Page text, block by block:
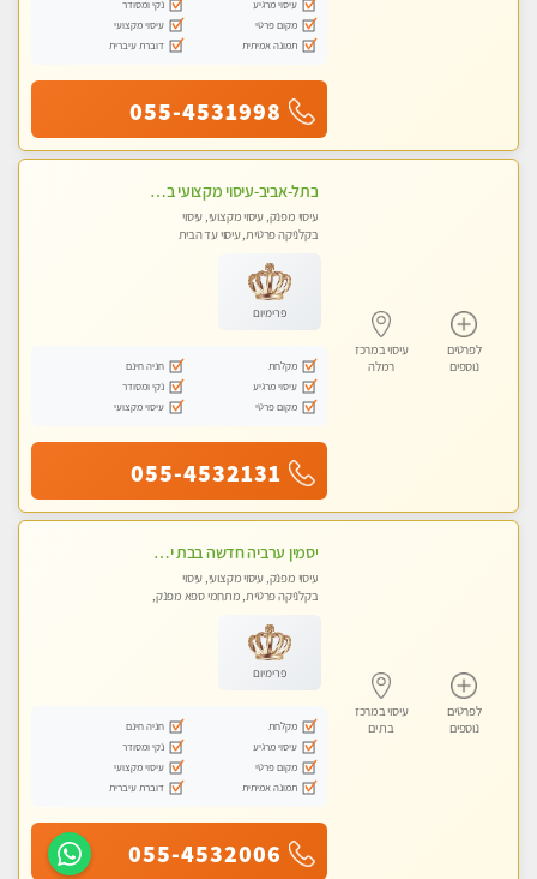
עיסוי מרגיע
נקי ומסודר
מקום פרטי
עיסוי מקצועי
תמונה אמיתית
דוברת עיברית
055-4531998
לפרטים
נוספים
עיסוי במרכז
רמלה
בתל-אביב-עיסוי מקצועי ברמה אחת מעל הכולל אבנים חמות רקמות עמוק בשילוב של כל סוגי העיסוי.
עיסוי מפנק, עיסוי מקצועי, עיסוי
בקלניקה פרטית, עיסוי עד הבית
פרימיום
מקלחת
חניה חינם
עיסוי מרגיע
נקי ומסודר
מקום פרטי
עיסוי מקצועי
055-4532131
לפרטים
נוספים
עיסוי במרכז
בת ים
יסמין ערביה חדשה בבת ים חדש חדש .כל סוגי העיסויים במקום הכי מושלם בעיר בת ים . highly recommended..new in the city
עיסוי מפנק, עיסוי מקצועי, עיסוי
בקלניקה פרטית, מתחמי ספא מפנק,
פרימיום
מקלחת
חניה חינם
עיסוי מרגיע
נקי ומסודר
מקום פרטי
עיסוי מקצועי
תמונה אמיתית
דוברת עיברית
055-4532006